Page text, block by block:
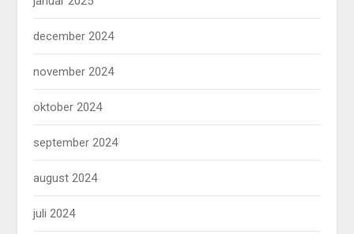
december 2024
november 2024
oktober 2024
september 2024
august 2024
juli 2024